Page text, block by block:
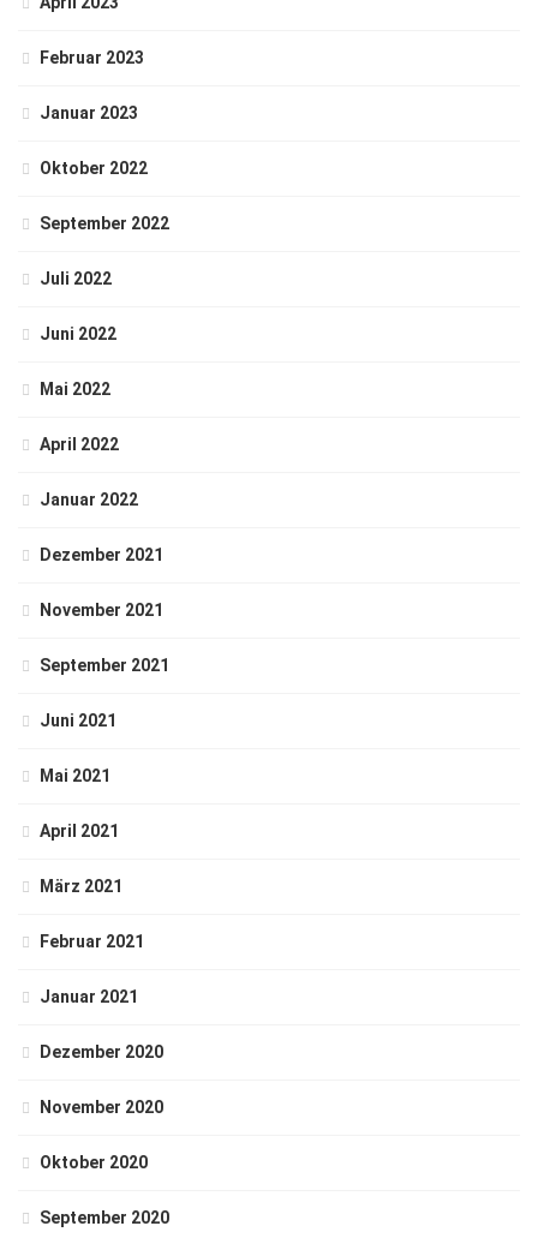
Februar 2023
Januar 2023
Oktober 2022
September 2022
Juli 2022
Juni 2022
Mai 2022
April 2022
Januar 2022
Dezember 2021
November 2021
September 2021
Juni 2021
Mai 2021
April 2021
März 2021
Februar 2021
Januar 2021
Dezember 2020
November 2020
Oktober 2020
September 2020